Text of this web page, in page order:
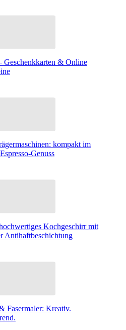
Geschenkkarten & Online
kompakt im
Genuss
Kochgeschirr mit
Antihaftbeschichtung
Fasermaler: Kreativ.